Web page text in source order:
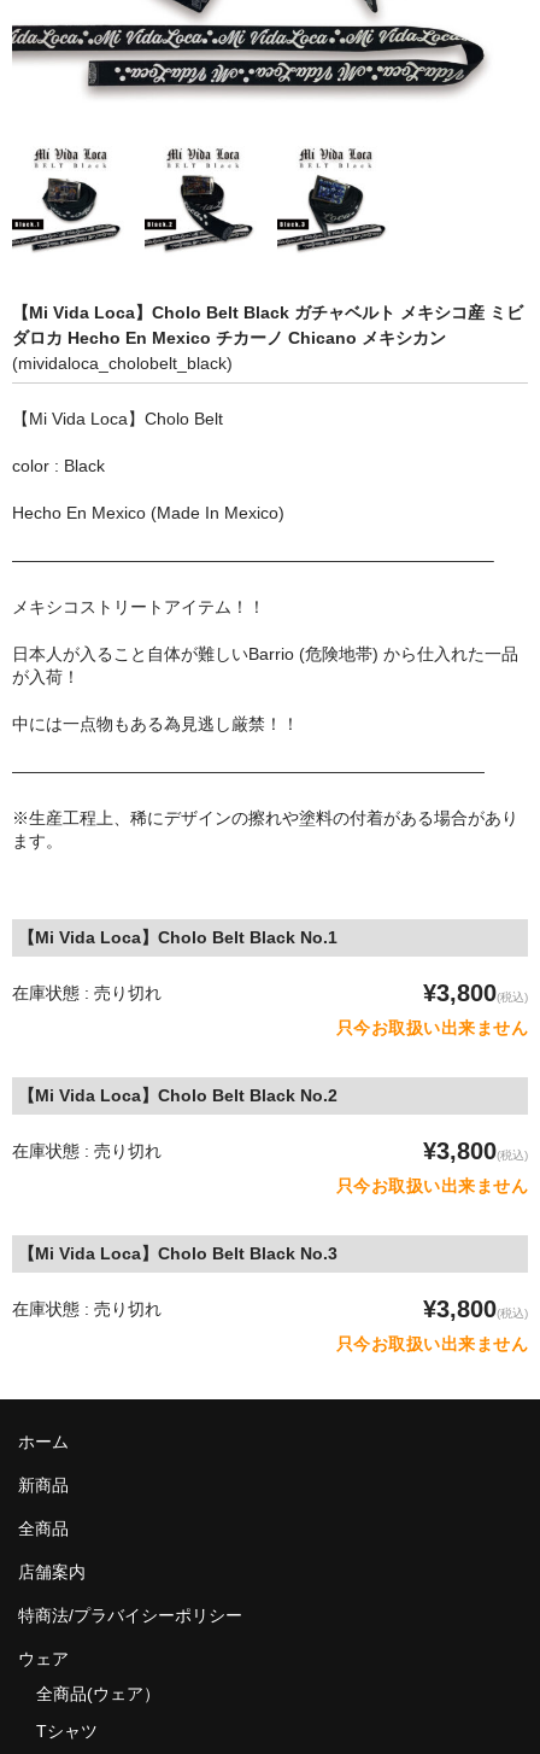
パンツ
ヘッドギア
ORIGINAL
STILL 90’s
Brown Pride
Por Vida
全商品（ORIGINAL）
全商品（CD/DVD）
DJ SANTANA
DVD
グ ッ ズ
タオル・リストバンド
トートバッグ
全商品
【Mi Vida Loca】Cholo Belt Black ガチャベルト メキシコ産 ミビ
ダロカ Hecho En Mexico チカーノ Chicano メキシカン
(mividaloca_cholobelt_black)
【Mi Vida Loca】Cholo Belt
color : Black
Hecho En Mexico (Made In Mexico)
————————————————————————————–
メキシコストリートアイテム！！
日本人が入ること自体が難しいBarrio (危険地帯) から仕入れた一品
が入荷！
中には一点物もある為見逃し厳禁！！
————————————————————————————
※生産工程上、稀にデザインの擦れや塗料の付着がある場合があり
ます。
【Mi Vida Loca】Cholo Belt Black No.1
在庫状態 : 売り切れ ¥3,800(税込)
只今お取扱い出来ません
【Mi Vida Loca】Cholo Belt Black No.2
在庫状態 : 売り切れ ¥3,800(税込)
只今お取扱い出来ません
【Mi Vida Loca】Cholo Belt Black No.3
在庫状態 : 売り切れ ¥3,800(税込)
只今お取扱い出来ません
ホーム
新商品
全商品
店舗案内
特商法/プラバイシーポリシー
ウェア
全商品(ウェア）
Tシャツ